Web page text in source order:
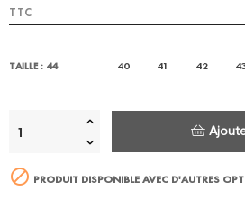
TTC
TAILLE : 44 40 41 42
 PRODUIT DISPONIBLE AVEC D'AUTRES